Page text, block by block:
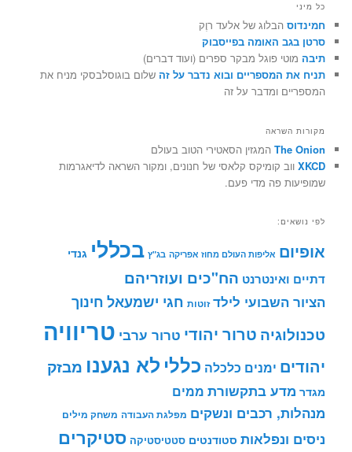
כל מיני
חמינדוס הבלוג של אלעד רוֶק
סרטן בגב האומה בפייסבוק
תיבה מוטי פוגל מבקר ספרים (ועוד דברים)
תניח את המספריים ובוא נדבר על זה שלום בוגוסלבסקי מניח את
המספריים ומדבר על זה
מקורות השראה
The Onion המגזין הסאטירי הטוב בעולם
XKCD ווב קומיקס קלאסי של חנונים, ומקור השראה לדיאגרמות
שמופיעות פה מדי פעם.
לפי נושאים:
אופיום אליפות העולם מחוז אפריקה בג"ץ בכללי גנדי
דתיים ואינטרנט הח"כים ועוזריהם
הציור השבועי לילד זוטות חגי ישמעאל חינוך
טכנולוגיה טרור יהודי טרור ערבי טריוויה
יהודים ימנים כלכלה כללי לא נגענו מבזק
מגדר מדע בתקשורת ממים
מנהלות, רכבים ונשקים מפלגת העבודה משחק מילים
ניסים ונפלאות סטודנטים סטטיסטיקה סטיקרים